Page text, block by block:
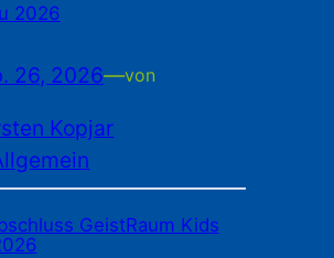
2026
26, 2026—von
Kopjar
GeistRaum Kids